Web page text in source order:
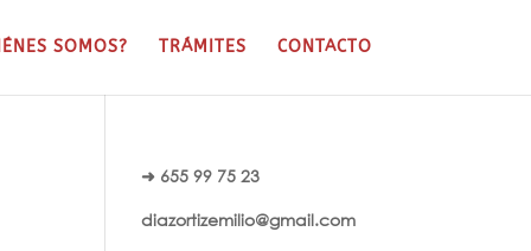
SOMOS? TRÁMITES CONTACTO
➜ 655 99 75 23
diazortizemilio@gmail.com